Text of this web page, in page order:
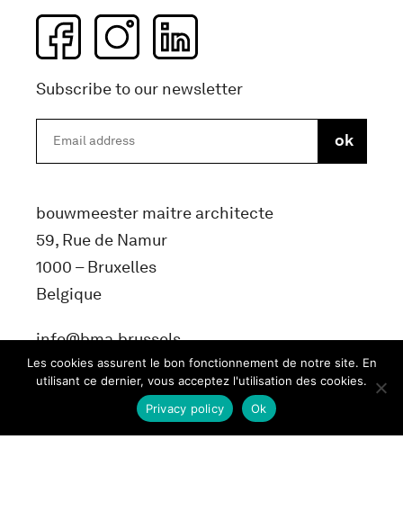
Subscribe to our newsletter
bouwmeester maitre architecte
59, Rue de Namur
1000 – Bruxelles
Belgique
info@bma.brussels
Les cookies assurent le bon fonctionnement de notre site. En
utilisant ce dernier, vous acceptez l'utilisation des cookies.
Ok
Privacy policy